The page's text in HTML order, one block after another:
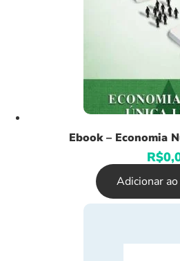
Ebook – Economia
R$
Adicionar